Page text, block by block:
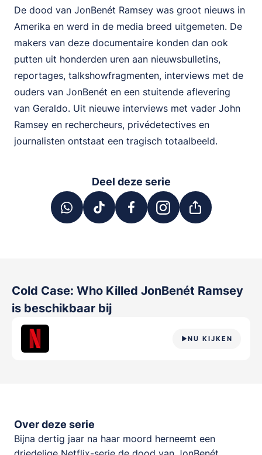
De dood van JonBenét Ramsey was groot nieuws in
Amerika en werd in de media breed uitgemeten. De
makers van deze documentaire konden dan ook
putten uit honderden uren aan nieuwsbulletins,
reportages, talkshowfragmenten, interviews met de
ouders van JonBenét en een stuitende aflevering
van Geraldo. Uit nieuwe interviews met vader John
Ramsey en rechercheurs, privédetectives en
journalisten ontstaat een tragisch totaalbeeld.
Deel deze serie
Cold Case: Who Killed JonBenét Ramsey
is beschikbaar bij
NU KIJKEN
Over deze serie
Bijna dertig jaar na haar moord herneemt een